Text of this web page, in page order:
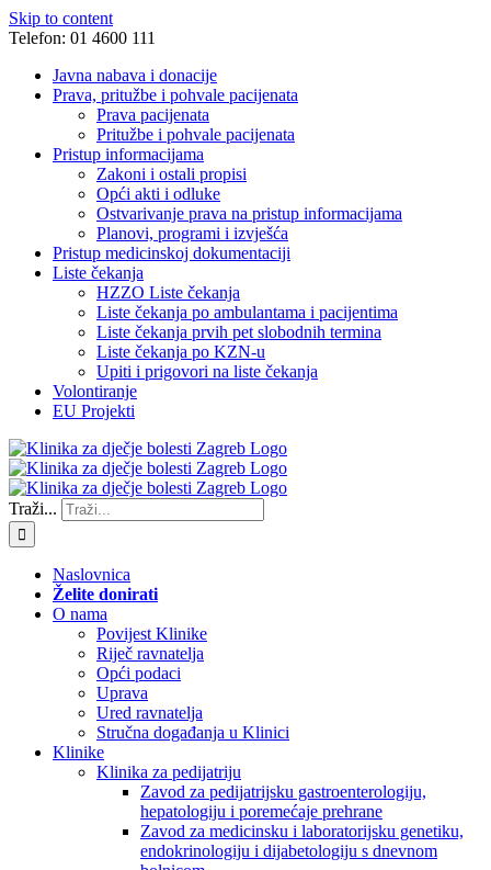
Skip to content
Telefon: 01 4600 111
Javna nabava i donacije
Prava, pritužbe i pohvale pacijenata
Prava pacijenata
Pritužbe i pohvale pacijenata
Pristup informacijama
Zakoni i ostali propisi
Opći akti i odluke
Ostvarivanje prava na pristup informacijama
Planovi, programi i izvješća
Pristup medicinskoj dokumentaciji
Liste čekanja
HZZO Liste čekanja
Liste čekanja po ambulantama i pacijentima
Liste čekanja prvih pet slobodnih termina
Liste čekanja po KZN-u
Upiti i prigovori na liste čekanja
Volontiranje
EU Projekti
Traži...
Naslovnica
Želite donirati
O nama
Povijest Klinike
Riječ ravnatelja
Opći podaci
Uprava
Ured ravnatelja
Stručna događanja u Klinici
Klinike
Klinika za pedijatriju
Zavod za pedijatrijsku gastroenterologiju,
hepatologiju i poremećaje prehrane
Zavod za medicinsku i laboratorijsku genetiku,
endokrinologiju i dijabetologiju s dnevnom